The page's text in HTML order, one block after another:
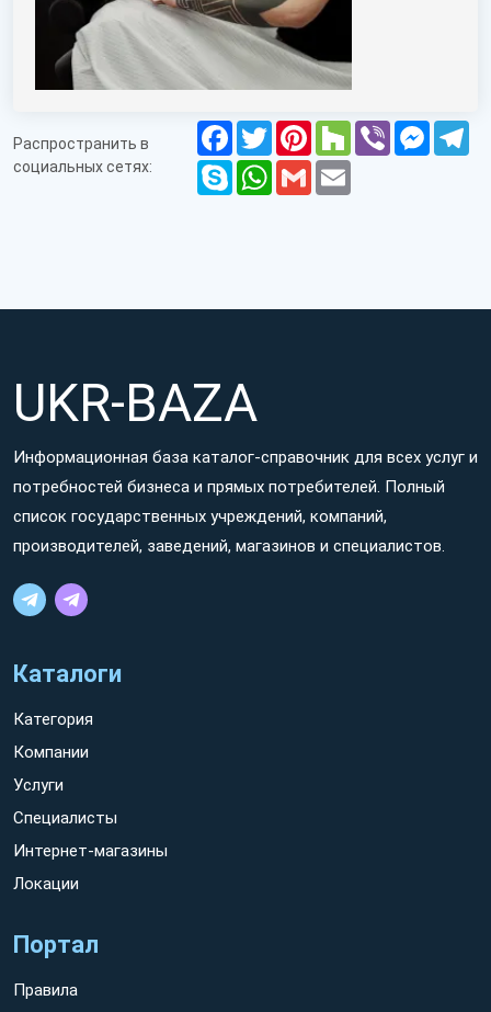
Распространить в
социальных сетях:
FacebookTwitterPinterest
HouzzViber
SkypeWhatsApp
GmailEmail
UKR-BAZA
Информационная база каталог-справочник для всех услуг и
потребностей бизнеса и прямых потребителей. Полный
список государственных учреждений, компаний,
производителей, заведений, магазинов и специалистов.
Каталоги
Категория
Компании
Услуги
Специалисты
Интернет-магазины
Локации
Портал
Правила